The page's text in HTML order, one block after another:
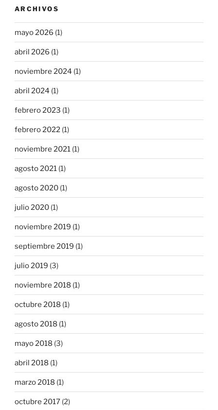
ARCHIVOS
mayo 2026 (1)
abril 2026 (1)
noviembre 2024 (1)
abril 2024 (1)
febrero 2023 (1)
febrero 2022 (1)
noviembre 2021 (1)
agosto 2021 (1)
agosto 2020 (1)
julio 2020 (1)
noviembre 2019 (1)
septiembre 2019 (1)
julio 2019 (3)
noviembre 2018 (1)
octubre 2018 (1)
agosto 2018 (1)
mayo 2018 (3)
abril 2018 (1)
marzo 2018 (1)
octubre 2017 (2)